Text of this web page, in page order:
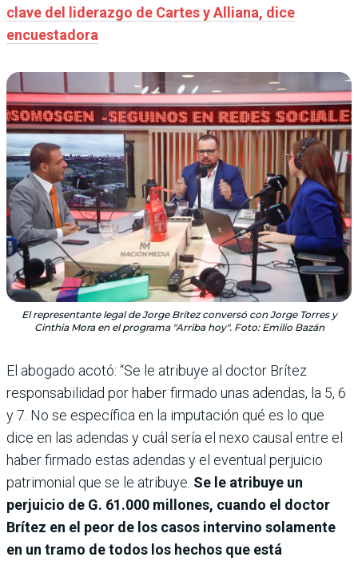
clave del liderazgo de Cartes y Alliana, dice
encuestadora
El representante legal de Jorge Brítez conversó con Jorge Torres y
Cinthia Mora en el programa "Arriba hoy". Foto: Emilio Bazán
El abogado acotó: “Se le atribuye al doctor Brítez
responsabilidad por haber firmado unas adendas, la 5, 6
y 7. No se específica en la imputación qué es lo que
dice en las adendas y cuál sería el nexo causal entre el
haber firmado estas adendas y el eventual perjuicio
patrimonial que se le atribuye. Se le atribuye un
perjuicio de G. 61.000 millones, cuando el doctor
Brítez en el peor de los casos intervino solamente
en un tramo de todos los hechos que está